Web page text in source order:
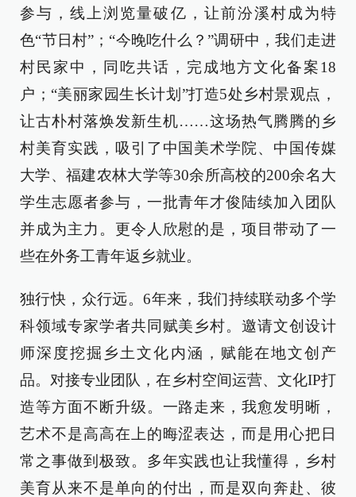
参与，线上浏览量破亿，让前汾溪村成为特
色“节日村”；“今晚吃什么？”调研中，我们走进
村民家中，同吃共话，完成地方文化备案18
户；“美丽家园生长计划”打造5处乡村景观点，
让古朴村落焕发新生机……这场热气腾腾的乡
村美育实践，吸引了中国美术学院、中国传媒
大学、福建农林大学等30余所高校的200余名大
学生志愿者参与，一批青年才俊陆续加入团队
并成为主力。更令人欣慰的是，项目带动了一
些在外务工青年返乡就业。
独行快，众行远。6年来，我们持续联动多个学
科领域专家学者共同赋美乡村。邀请文创设计
师深度挖掘乡土文化内涵，赋能在地文创产
品。对接专业团队，在乡村空间运营、文化IP打
造等方面不断升级。一路走来，我愈发明晰，
艺术不是高高在上的晦涩表达，而是用心把日
常之事做到极致。多年实践也让我懂得，乡村
美育从来不是单向的付出，而是双向奔赴、彼